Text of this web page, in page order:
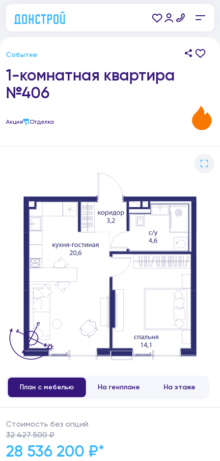
Событие
1-комнатная квартира
№406
Акция Отделка
План с мебелью На генплане На этаже
Стоимость без опций
32 427 500 ₽
28 536 200 ₽*